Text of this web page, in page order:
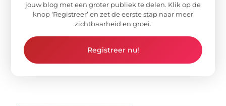
jouw blog met een groter publiek te delen. Klik op de
knop ‘Registreer’ en zet de eerste stap naar meer
zichtbaarheid en groei.
Registreer nu!